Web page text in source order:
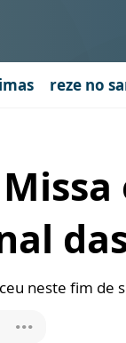
reze no
neste fim de